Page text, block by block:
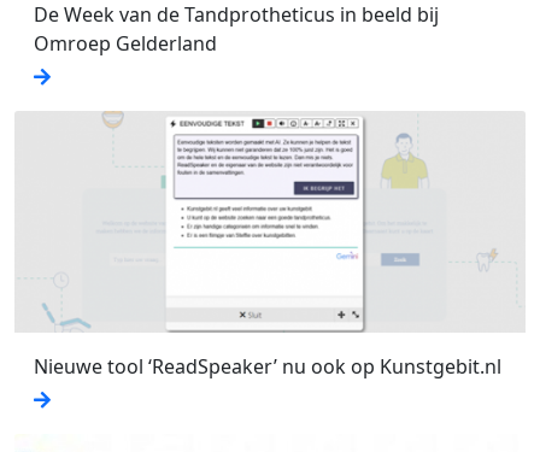
De Week van de Tandprotheticus in beeld bij
Omroep Gelderland
Nieuwe tool ‘ReadSpeaker’ nu ook op Kunstgebit.nl